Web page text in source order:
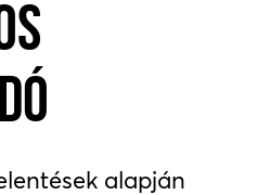
alapján